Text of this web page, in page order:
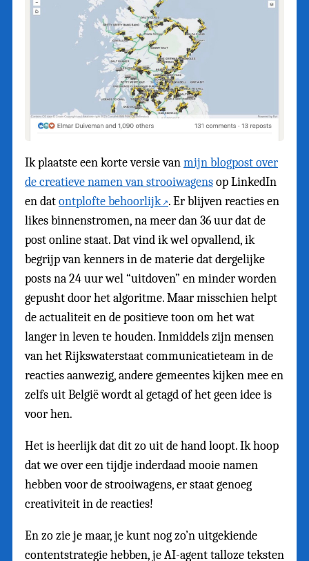
Ik plaatste een korte versie vanmijn blogpost over
de creatieve namen van strooiwagensop LinkedIn
en datontplofte behoorlijk . Er blijven reacties en
likes binnenstromen, na meer dan 36 uur dat de
post online staat. Dat vind ik wel opvallend, ik
begrijp van kenners in de materie dat dergelijke
posts na 24 uur wel “uitdoven” en minder worden
gepusht door het algoritme. Maar misschien helpt
de actualiteit en de positieve toon om het wat
langer in leven te houden. Inmiddels zijn mensen
van het Rijkswaterstaat communicatieteam in de
reacties aanwezig, andere gemeentes kijken mee en
zelfs uit België wordt al getagd of het geen idee is
voor hen.
Het is heerlijk dat dit zo uit de hand loopt. Ik hoop
dat we over een tijdje inderdaad mooie namen
hebben voor de strooiwagens, er staat genoeg
creativiteit in de reacties!
En zo zie je maar, je kunt nog zo’n uitgekiende
contentstrategie hebben, je AI-agent talloze teksten